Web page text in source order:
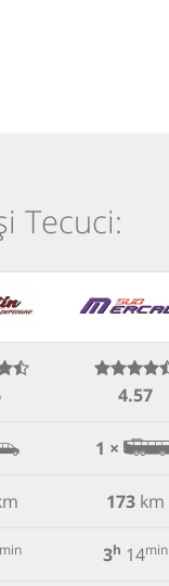
Tecuci:
4.57
1 ×
173km
3h 14min